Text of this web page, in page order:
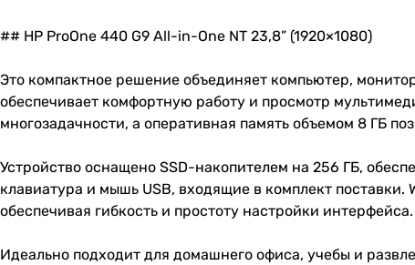
## HP ProOne 440 G9 All-in-One NT 23,8” (1920×1080)
Это компактное решение объединяет компьютер,
обеспечивает комфортную работу и просмотр
многозадачности, а оперативная память объемом 8 ГБ
Устройство оснащено SSD-накопителем на 256 ГБ,
клавиатура и мышь USB, входящие в комплект
обеспечивая гибкость и простоту настройки
Идеально подходит для домашнего офиса, учебы и